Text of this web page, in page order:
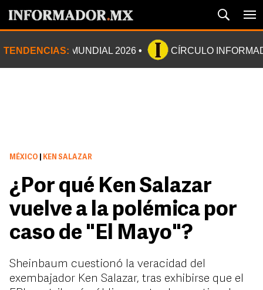
TENDENCIAS: MUNDIAL 2026 CÍRCULO
MÉXICO KEN SALAZAR
¿Por qué Ken Salazar
vuelve a la polémica por
caso de "El Mayo"?
Sheinbaum cuestionó la veracidad del
exembajador Ken Salazar, tras exhibirse que el